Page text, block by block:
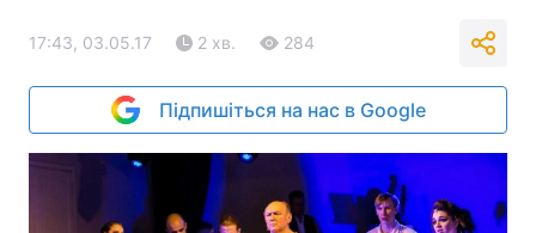
17:43, 03.05.17 2 хв. 284
Підпишіться на нас в Google